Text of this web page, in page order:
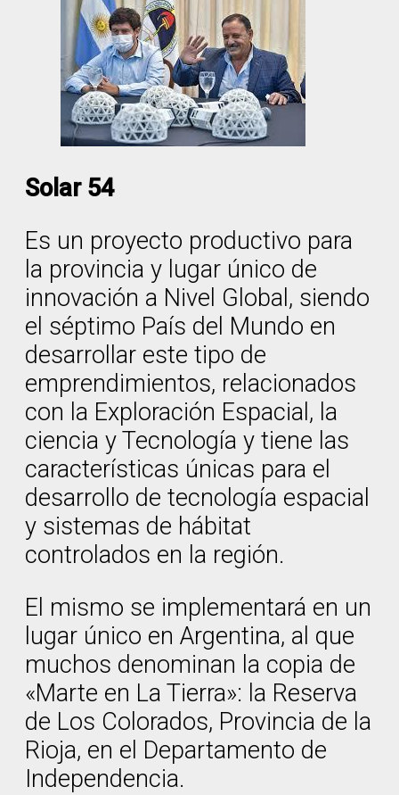
Solar 54
Es un proyecto productivo para
la provincia y lugar único de
innovación a Nivel Global, siendo
el séptimo País del Mundo en
desarrollar este tipo de
emprendimientos, relacionados
con la Exploración Espacial, la
ciencia y Tecnología y tiene las
características únicas para el
desarrollo de tecnología espacial
y sistemas de hábitat
controlados en la región.
El mismo se implementará en un
lugar único en Argentina, al que
muchos denominan la copia de
«Marte en La Tierra»: la Reserva
de Los Colorados, Provincia de la
Rioja, en el Departamento de
Independencia.